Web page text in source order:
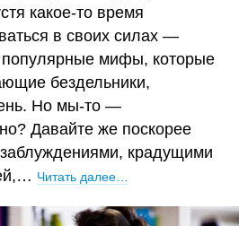
какое-то время
в своих силах —
популярные мифы, которые
бездельники,
Но мы-то —
Давайте же поскорее
крадущими
Читать далее…